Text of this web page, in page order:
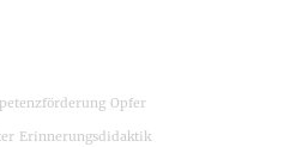
Opfer
Erinnerungsdidaktik